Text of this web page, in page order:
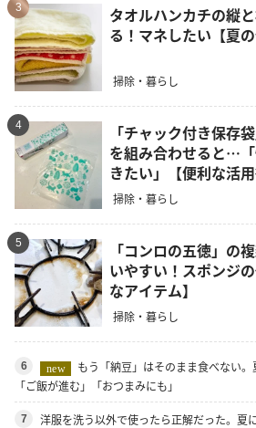
3
タオルハンカチの縦
る！マネしたい【夏の
掃除・暮らし
4
「チャック付き保存
を組み合わせると…
きたい」【便利な活用
掃除・暮らし
5
「コンロの五徳」の
いやすい！スポンジ
なアイテム】
掃除・暮らし
6 new
もう「納豆」はそのまま食べない
「ご飯が進む」「おつまみにも」
7
洋服を洗う以外で使ったら正解だった。夏